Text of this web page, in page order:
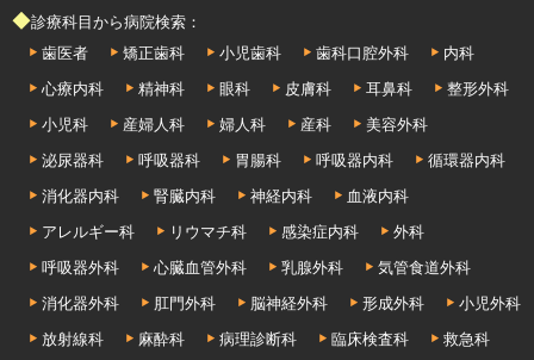
◆診療科目から病院検索：
歯医者
矯正歯科 小児歯科 歯科口腔外科
内科
心療内科
精神科 眼科 皮膚科 耳鼻科
整形外科
小児科
産婦人科 婦人科 産科
美容外科
泌尿器科
呼吸器科 胃腸科 呼吸器内科
循環器内科
消化器内科
腎臓内科 神経内科
血液内科
アレルギー科
リウマチ科 感染症内科
外科
呼吸器外科
心臓血管外科 乳腺外科
気管食道外科
消化器外科
肛門外科 脳神経外科 形成外科
小児外科
放射線科
麻酔科 病理診断科 臨床検査科 救急科